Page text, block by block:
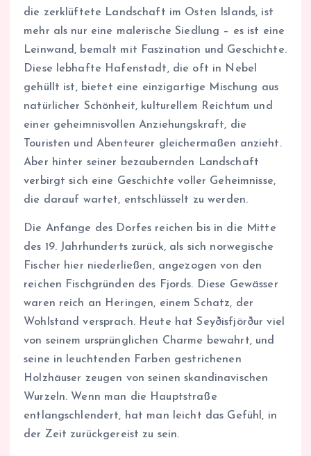
die zerklüftete Landschaft im Osten Islands, ist
mehr als nur eine malerische Siedlung – es ist eine
Leinwand, bemalt mit Faszination und Geschichte.
Diese lebhafte Hafenstadt, die oft in Nebel
gehüllt ist, bietet eine einzigartige Mischung aus
natürlicher Schönheit, kulturellem Reichtum und
einer geheimnisvollen Anziehungskraft, die
Touristen und Abenteurer gleichermaßen anzieht.
Aber hinter seiner bezaubernden Landschaft
verbirgt sich eine Geschichte voller Geheimnisse,
die darauf wartet, entschlüsselt zu werden.
Die Anfänge des Dorfes reichen bis in die Mitte
des 19. Jahrhunderts zurück, als sich norwegische
Fischer hier niederließen, angezogen von den
reichen Fischgründen des Fjords. Diese Gewässer
waren reich an Heringen, einem Schatz, der
Wohlstand versprach. Heute hat Seyðisfjörður viel
von seinem ursprünglichen Charme bewahrt, und
seine in leuchtenden Farben gestrichenen
Holzhäuser zeugen von seinen skandinavischen
Wurzeln. Wenn man die Hauptstraße
entlangschlendert, hat man leicht das Gefühl, in
der Zeit zurückgereist zu sein.